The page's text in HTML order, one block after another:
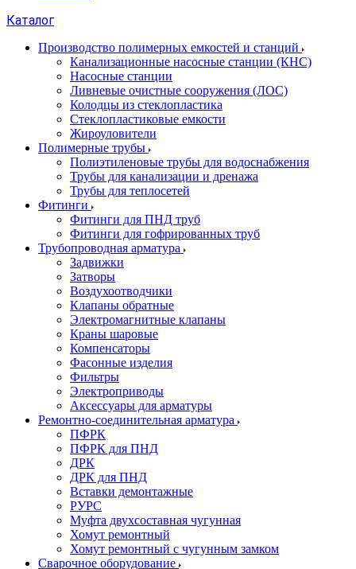
Каталог
Производство полимерных емкостей и станций
Канализационные насосные станции (КНС)
Насосные станции
Ливневые очистные сооружения (ЛОС)
Колодцы из стеклопластика
Стеклопластиковые емкости
Жироуловители
Полимерные трубы
Полиэтиленовые трубы для водоснабжения
Трубы для канализации и дренажа
Трубы для теплосетей
Фитинги
Фитинги для ПНД труб
Фитинги для гофрированных труб
Трубопроводная арматура
Задвижки
Затворы
Воздухоотводчики
Клапаны обратные
Электромагнитные клапаны
Краны шаровые
Компенсаторы
Фасонные изделия
Фильтры
Электроприводы
Аксессуары для арматуры
Ремонтно-соединительная арматура
ПФРК
ПФРК для ПНД
ДРК
ДРК для ПНД
Вставки демонтажные
РУРС
Муфта двухсоставная чугунная
Хомут ремонтный
Хомут ремонтный с чугунным замком
Сварочное оборудование